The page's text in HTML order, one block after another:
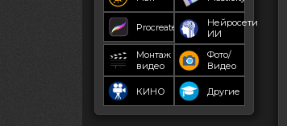
Procreate
Нейросети
ИИ
Монтаж
видео
Фото/
Видео
КИНО Другие